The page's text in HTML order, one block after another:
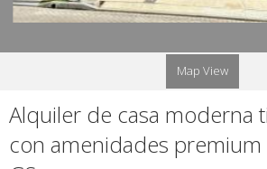
Map View
Alquiler de casa moderna
con amenidades